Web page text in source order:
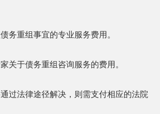
务重组事宜的专业服务费用。
关于债务重组咨询服务的费用。
过法律途径解决，则需支付相应的法院